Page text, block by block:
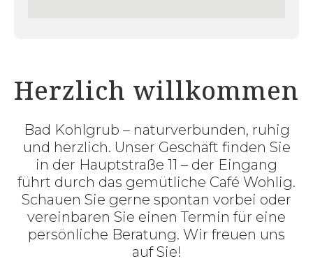
Herzlich willkommen
Bad Kohlgrub – naturverbunden, ruhig
und herzlich. Unser Geschäft finden Sie
in der Hauptstraße 11 – der Eingang
führt durch das gemütliche Café Wohlig.
Schauen Sie gerne spontan vorbei oder
vereinbaren Sie einen Termin für eine
persönliche Beratung. Wir freuen uns
auf Sie!